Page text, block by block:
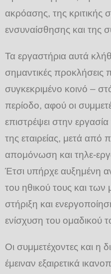
ακρόασης, της κριτικής
ενσυναίσθησης και της
Τα εργαστήρια αυτά
σημαντικές προκλήσεις
συγκεκριμένο κοινό –
περίοδο, αφού οι
επιστρέψει στην
της εταιρείας, μετά από
απομόνωση και τηλε-
Έτσι υπήρχε αυξημένη
του ηθικού τους και
στήριξη και
ενίσχυση του ομαδικού
Οι συμμετέχοντες και η
έμειναν εξαιρετικά